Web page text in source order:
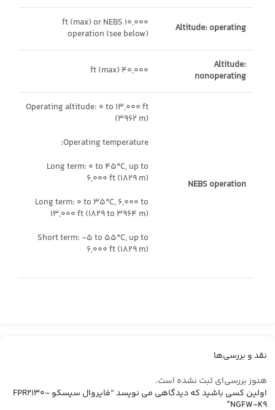
Altitude: operating
10,000 ft (max) or NEBS
operation (see below)
Altitude:
nonoperating
40,000 ft (max)
NEBS operation
Operating altitude: 0 to 13,000 ft
(3962 m)
Operating temperature:
Long term: 0 to 45°C, up to
6,000 ft (1829 m)
Long term: 0 to 35°C, 6,000 to
13,000 ft (1829 to 3964 m)
Short term: -5 to 55°C, up to
6,000 ft (1829 m)
نقد و بررسی‌ها
هنوز بررسی‌ای ثبت نشده است.
اولین کسی باشید که دیدگاهی می نویسد “فایروال سیسکو FPR2130-
NGFW-K9”